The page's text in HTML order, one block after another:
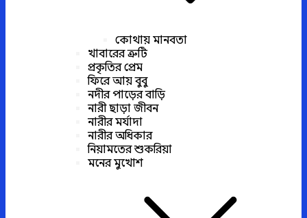
কোথায় মানবতা
খাবারের ত্রুটি
প্রকৃতির প্রেম
ফিরে আয় বুবু
নদীর পাড়ের বাড়ি
নারী ছাড়া জীবন
নারীর মর্যাদা
নারীর অধিকার
নিয়ামতের শুকরিয়া
মনের মুখোশ